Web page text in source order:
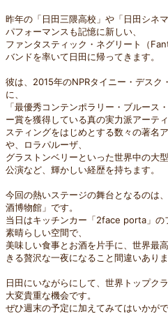
昨年の「日田三隈高校」や「日田シネ
パフォーマンスも記憶に新しい、
ファンタスティック・ネグリート（
バンドを率いて日田に帰ってきます。
彼は、2015年のNPRタイニー・デスク
に、
「最優秀コンテンポラリー・ブルース
ー賞を獲得している真の実力派アーティ
スティングをはじめとする数々の著名
や、ロラパルーザ、
グラストンベリーといった世界中の大
公演など、輝かしい経歴を持ちます。
今回の熱いステージの舞台となるのは
酒博物館」です。
当日はキッチンカー「2face porta」の
素晴らしい空間で、
美味しい食事とお酒を片手に、世界最
きる贅沢な一夜になること間違いありま
日田にいながらにして、世界トップク
大変貴重な機会です。
ぜひ週末の予定に加えてみてはいかがで